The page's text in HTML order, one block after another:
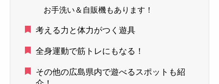
お手洗い＆自販機もあります！
考える力と体力がつく遊具
全身運動で筋トレにもなる！
その他の広島県内で遊べるスポットも紹